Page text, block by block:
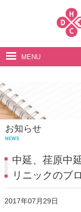
MENU
お知らせ
NEWS
中延、荏原中
リニックのブ
2017年07月29日